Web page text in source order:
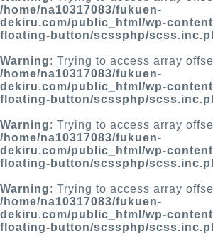
/home/na10317083/fukuen-
dekiru.com/public_html/wp-
floating-button/scssphp/
Warning: Trying to access array
/home/na10317083/fukuen-
dekiru.com/public_html/wp-
floating-button/scssphp/
Warning: Trying to access array
/home/na10317083/fukuen-
dekiru.com/public_html/wp-
floating-button/scssphp/
Warning: Trying to access array
/home/na10317083/fukuen-
dekiru.com/public_html/wp-
floating-button/scssphp/